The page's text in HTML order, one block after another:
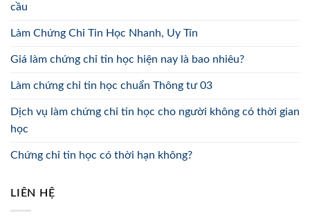
cầu
Làm Chứng Chỉ Tin Học Nhanh, Uy Tín
Giá làm chứng chỉ tin học hiện nay là bao nhiêu?
Làm chứng chỉ tin học chuẩn Thông tư 03
Dịch vụ làm chứng chỉ tin học cho người không có thời gian
học
Chứng chỉ tin học có thời hạn không?
LIÊN HỆ